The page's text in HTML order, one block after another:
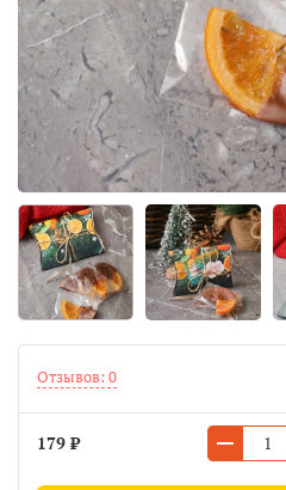
Отзывов: 0
179 ₽